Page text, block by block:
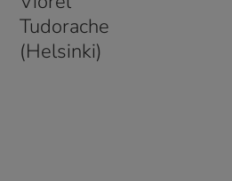
Tudorache
(Helsinki)